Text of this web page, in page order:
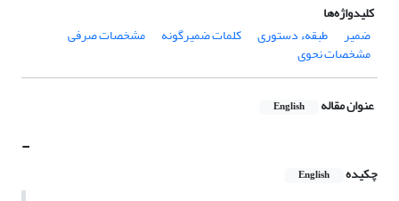
کلیدواژه‌ها
ضمیر
طبقهء دستوری کلمات ضمیرگونه مشخصات صرفی
مشخصات نحوی
عنوان مقاله English
-
چکیده English